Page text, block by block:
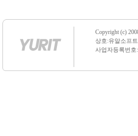
Copyright (c)
상호:유알소프
사업자등록번호